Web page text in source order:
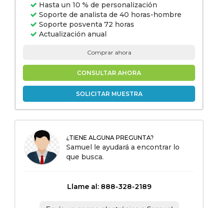
Hasta un 10 % de personalización
Soporte de analista de 40 horas-hombre
Soporte posventa 72 horas
Actualización anual
Comprar ahora
CONSULTAR AHORA
SOLICITAR MUESTRA
¿TIENE ALGUNA PREGUNTA?
Samuel le ayudará a encontrar lo
que busca.
Llame al: 888-328-2189